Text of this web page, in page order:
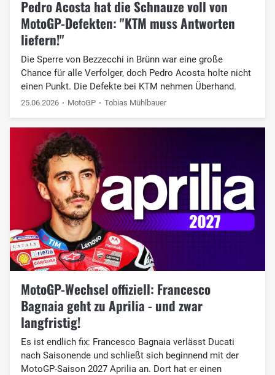
Pedro Acosta hat die Schnauze voll von
MotoGP-Defekten: "KTM muss Antworten
liefern!"
Die Sperre von Bezzecchi in Brünn war eine große
Chance für alle Verfolger, doch Pedro Acosta holte nicht
einen Punkt. Die Defekte bei KTM nehmen Überhand.
25.06.2026 MotoGP Tobias Mühlbauer
MotoGP-Wechsel offiziell: Francesco
Bagnaia geht zu Aprilia - und zwar
langfristig!
Es ist endlich fix: Francesco Bagnaia verlässt Ducati
nach Saisonende und schließt sich beginnend mit der
MotoGP-Saison 2027 Aprilia an. Dort hat er einen